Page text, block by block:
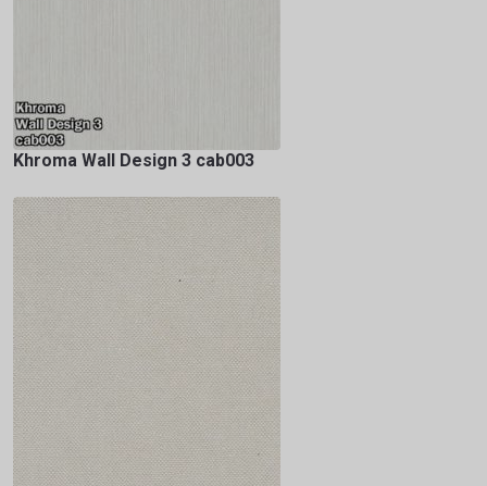
Khroma Wall Design 3 cab003